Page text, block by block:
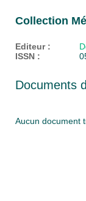
Collection
Editeur :
ISSN :
Documents
Aucun document